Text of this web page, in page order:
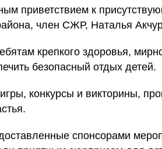
приветствием к
член СЖР, Наталья
крепкого здоровья,
безопасный отдых детей.
конкурсы и викторины,
спонсорами